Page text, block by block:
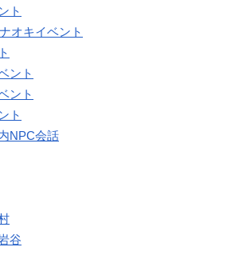
ト
オキイベント
ント
ント
ト
NPC会話
谷